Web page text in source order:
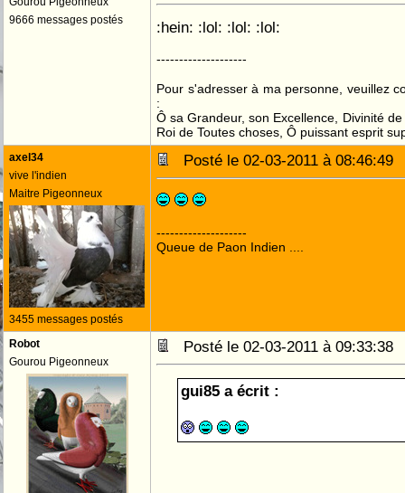
9666 messages postés
:hein: :lol: :lol: :lol:
--------------------
Pour s'adresser à ma personne, veuillez
:
Ô sa Grandeur, son Excellence, Divinité
Roi de Toutes choses, Ô puissant esprit
axel34
vive l'indien
Maitre Pigeonneux
3455 messages postés
Posté le 02-03-2011 à
--------------------
Queue de Paon Indien ....
Robot
Gourou Pigeonneux
Posté le 02-03-2011 à
gui85 a écrit :